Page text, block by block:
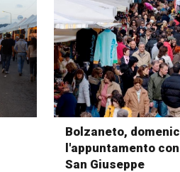
Bolzaneto,
l'appuntamento
San Giuseppe